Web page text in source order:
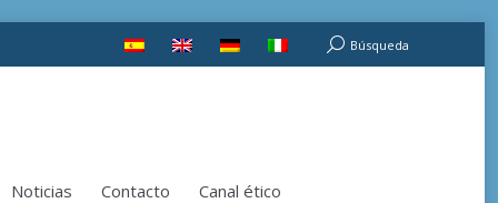
Buscar:Búsqueda
Noticias Contacto Canal ético